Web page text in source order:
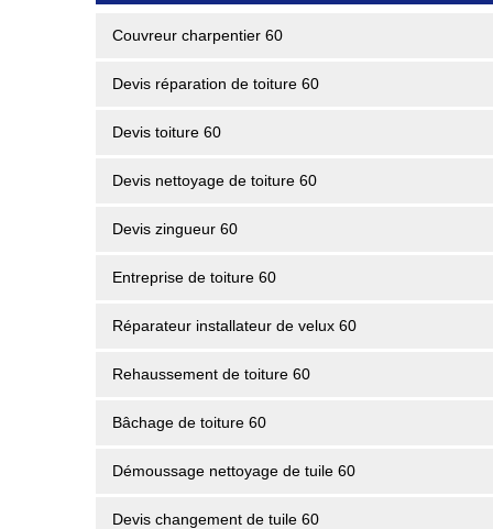
Couvreur charpentier 60
Devis réparation de toiture 60
Devis toiture 60
Devis nettoyage de toiture 60
Devis zingueur 60
Entreprise de toiture 60
Réparateur installateur de velux 60
Rehaussement de toiture 60
Bâchage de toiture 60
Démoussage nettoyage de tuile 60
Devis changement de tuile 60